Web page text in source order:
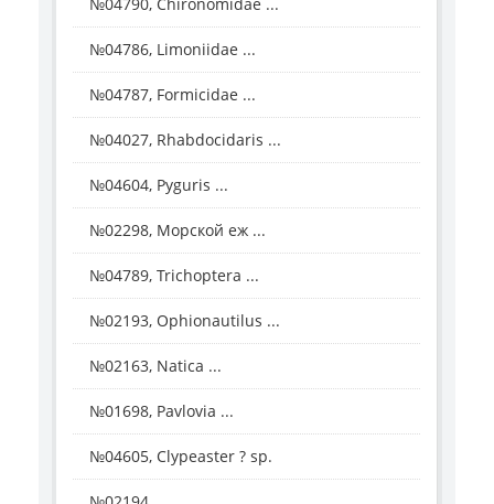
№04786, Limoniidae ...
№04787, Formicidae ...
№04027, Rhabdocidaris ...
№04604, Pyguris ...
№02298, Морской еж ...
№04789, Trichoptera ...
№02193, Ophionautilus ...
№02163, Natica ...
№01698, Pavlovia ...
№04605, Clypeaster ? sp.